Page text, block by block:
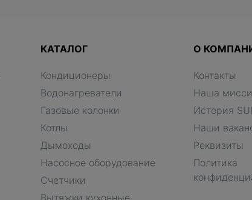
КАТАЛОГ
Кондиционеры
Водонагреватели
Газовые колонки
Котлы
Дымоходы
Насосное оборудование
Счетчики
Вытяжки кухонные
О
Контакты
Наша
История
Наши
Реквизиты
Политика